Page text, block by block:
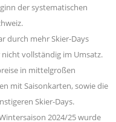
der systematischen
durch mehr Skier-Days
vollständig im Umsatz.
in mittelgroßen
mit Saisonkarten, sowie die
Skier-Days.
2024/25 wurde